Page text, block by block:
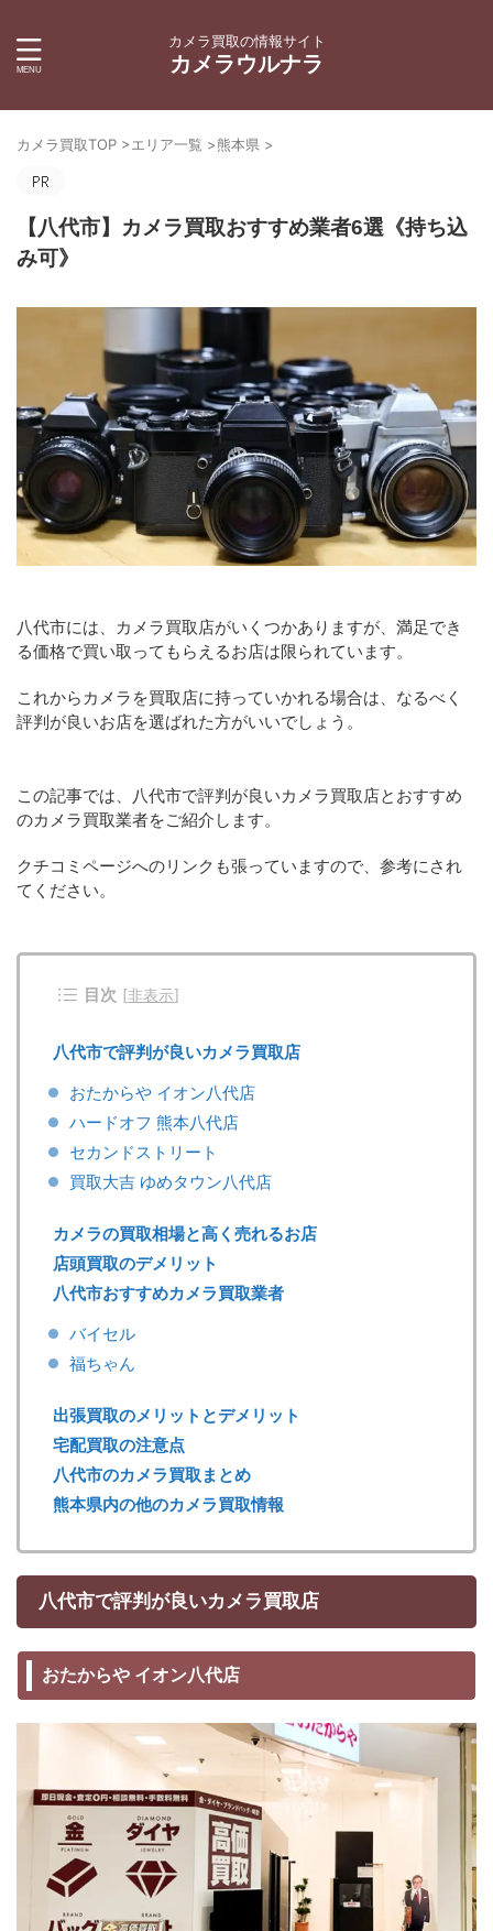
カメラ買取の情報サイト
カメラウルナラ
カメラ買取TOP >エリア一覧 >熊本県 >
【八代市】カメラ買取おすすめ業者6選《持ち込
み可》
八代市には、カメラ買取店がいくつかありますが、満足でき
る価格で買い取ってもらえるお店は限られています。
これからカメラを買取店に持っていかれる場合は、なるべく
評判が良いお店を選ばれた方がいいでしょう。
この記事では、八代市で評判が良いカメラ買取店とおすすめ
のカメラ買取業者をご紹介します。
クチコミページへのリンクも張っていますので、参考にされ
てください。
目次 [非表示]
八代市で評判が良いカメラ買取店
おたからや イオン八代店
ハードオフ 熊本八代店
セカンドストリート
買取大吉 ゆめタウン八代店
カメラの買取相場と高く売れるお店
店頭買取のデメリット
八代市おすすめカメラ買取業者
バイセル
福ちゃん
出張買取のメリットとデメリット
宅配買取の注意点
八代市のカメラ買取まとめ
熊本県内の他のカメラ買取情報
八代市で評判が良いカメラ買取店
おたからや イオン八代店